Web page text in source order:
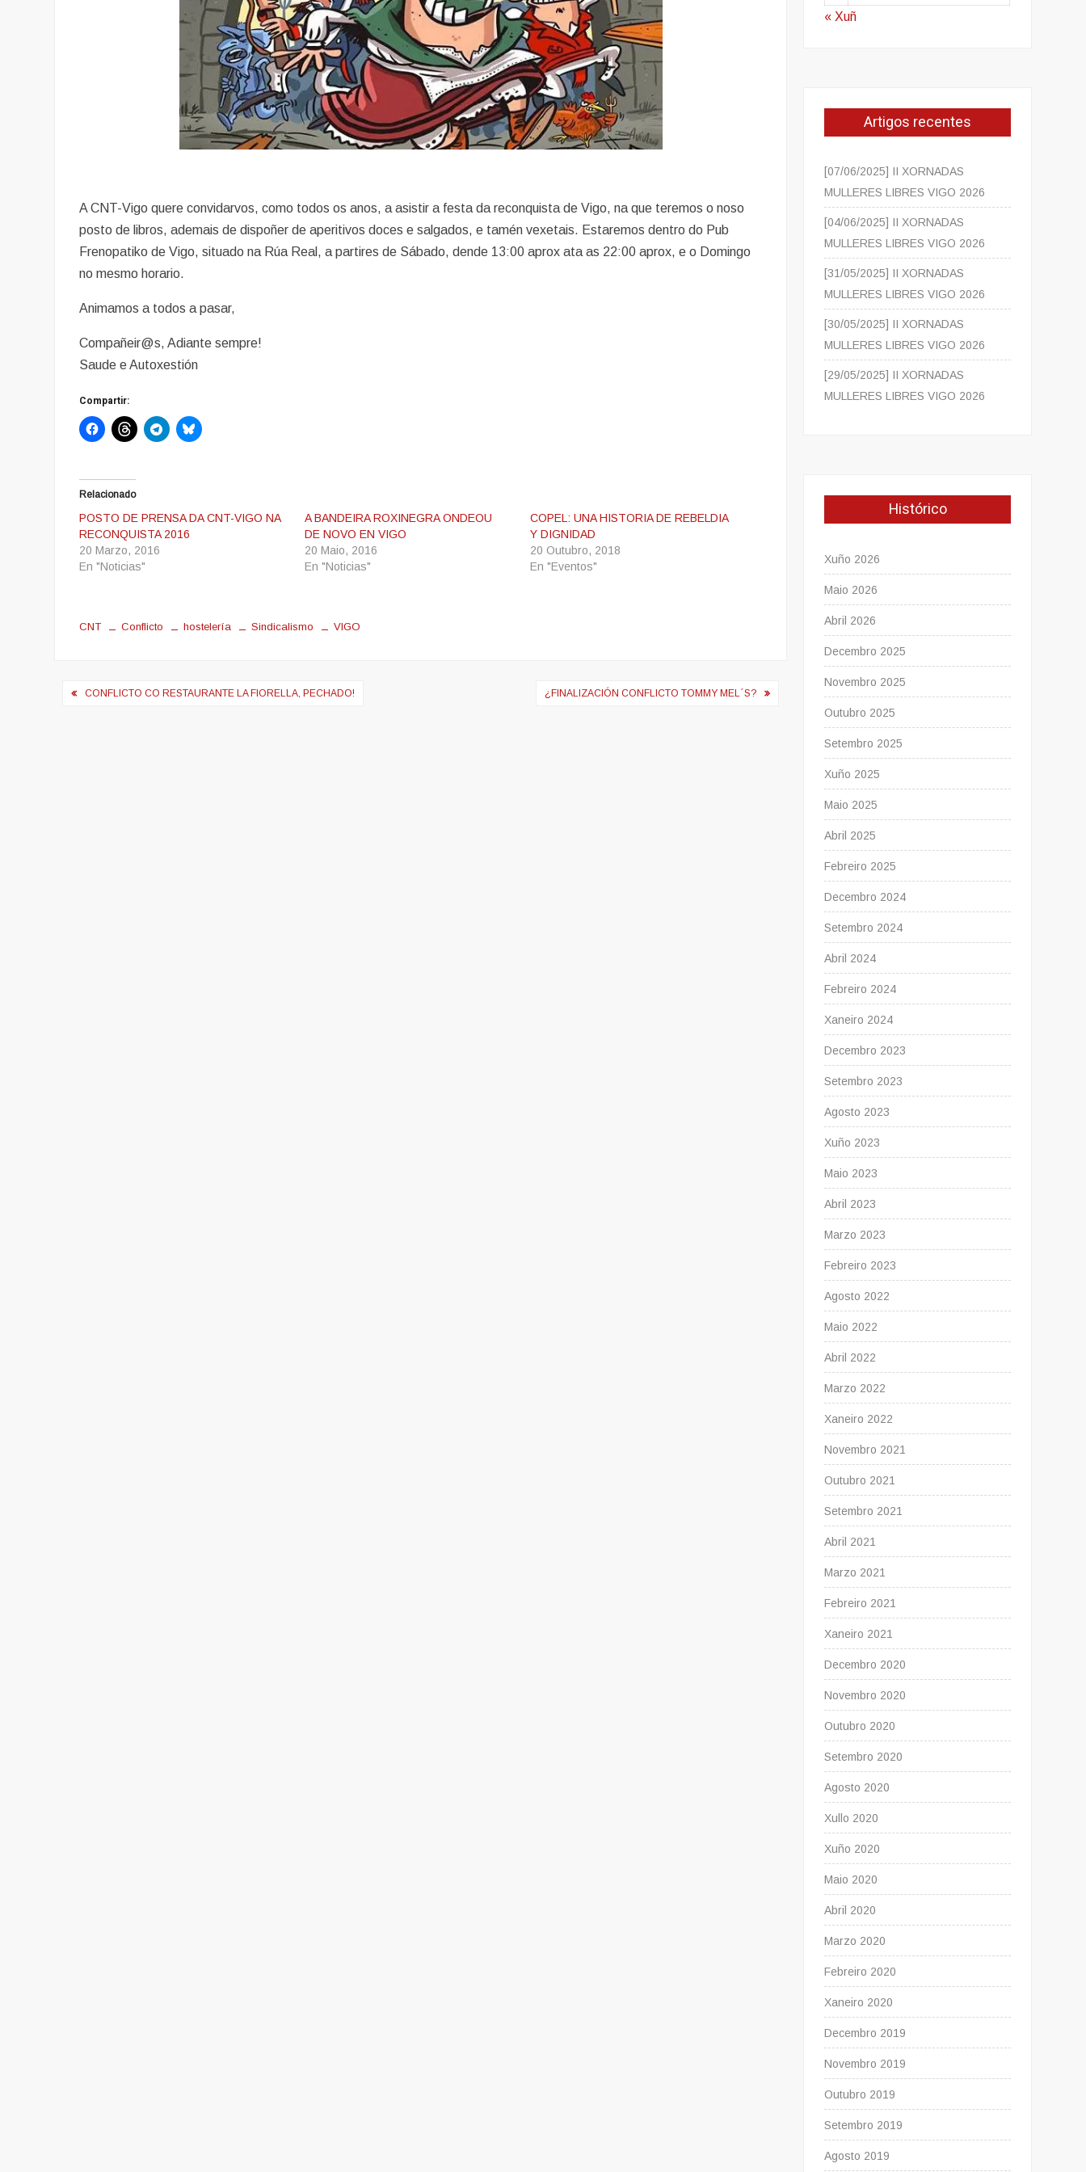
A CNT-Vigo quere convidarvos, como todos os anos, a asistir a festa da reconquista de Vigo, na que teremos o noso
posto de libros, ademais de dispoñer de aperitivos doces e salgados, e tamén vexetais. Estaremos dentro do Pub
Frenopatiko de Vigo, situado na Rúa Real, a partires de Sábado, dende 13:00 aprox ata as 22:00 aprox, e o Domingo
no mesmo horario.
Animamos a todos a pasar,
Compañeir@s, Adiante sempre!
Saude e Autoxestión
Compartir:
Relacionado
POSTO DE PRENSA DA CNT-VIGO NA
RECONQUISTA 2016
20 Marzo, 2016
En "Noticias"
A BANDEIRA ROXINEGRA ONDEOU
DE NOVO EN VIGO
20 Maio, 2016
En "Noticias"
COPEL: UNA HISTORIA DE REBELDIA
Y DIGNIDAD
20 Outubro, 2018
En "Eventos"
CNT Conflicto hostelería Sindicalismo VIGO
Navegación
CONFLICTO CO RESTAURANTE LA FIORELLA, PECHADO! ¿FINALIZACIÓN CONFLICTO TOMMY MEL´S?
« Xuñ
Artigos recentes
[07/06/2025] II XORNADAS
MULLERES LIBRES VIGO 2026
[04/06/2025] II XORNADAS
MULLERES LIBRES VIGO 2026
[31/05/2025] II XORNADAS
MULLERES LIBRES VIGO 2026
[30/05/2025] II XORNADAS
MULLERES LIBRES VIGO 2026
[29/05/2025] II XORNADAS
MULLERES LIBRES VIGO 2026
Histórico
Xuño 2026
Maio 2026
Abril 2026
Decembro 2025
Novembro 2025
Outubro 2025
Setembro 2025
Xuño 2025
Maio 2025
Abril 2025
Febreiro 2025
Decembro 2024
Setembro 2024
Abril 2024
Febreiro 2024
Xaneiro 2024
Decembro 2023
Setembro 2023
Agosto 2023
Xuño 2023
Maio 2023
Abril 2023
Marzo 2023
Febreiro 2023
Agosto 2022
Maio 2022
Abril 2022
Marzo 2022
Xaneiro 2022
Novembro 2021
Outubro 2021
Setembro 2021
Abril 2021
Marzo 2021
Febreiro 2021
Xaneiro 2021
Decembro 2020
Novembro 2020
Outubro 2020
Setembro 2020
Agosto 2020
Xullo 2020
Xuño 2020
Maio 2020
Abril 2020
Marzo 2020
Febreiro 2020
Xaneiro 2020
Decembro 2019
Novembro 2019
Outubro 2019
Setembro 2019
Agosto 2019